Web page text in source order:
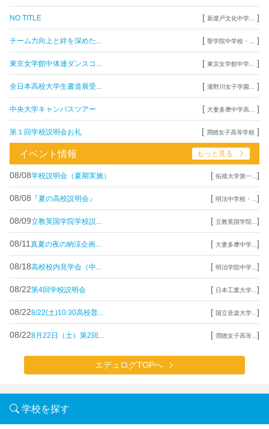
NO TITLE [ 新渡戸文化中学... ]
チーム力向上と絆を深めた... [ 聖学院中学校・... ]
東京女学館中体連ダンスコ... [ 東京女学館中学... ]
全日本高校大学生書道展受... [ 瀧野川女子学園... ]
中央大学キャンパスツアー [ 大妻多摩中学高... ]
第１回学校説明会お礼 [ 潤徳女子高等学校 ]
イベント情報 もっと見る
08/08学校説明会（夏期実施） [ 拓殖大学第一... ]
08/08 『夏の高校説明会』 [ 明法中学校・... ]
08/09立教英国学院学校説... [ 立教英国学院... ]
08/11 真夏の夜の納涼企画... [ 大妻多摩中学... ]
08/18高校校内見学会（中... [ 明治学院中学... ]
08/22第4回学校説明会 [ 日本工業大学... ]
08/228/22(土)10:30高校普... [ 国立音楽大学... ]
08/228月22日（土）第2回... [ 潤徳女子高等... ]
エデュログTOPへ
学校を探す